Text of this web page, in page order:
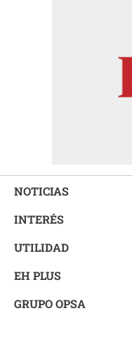
NOTICIAS
INTERÉS
UTILIDAD
EH PLUS
GRUPO OPSA